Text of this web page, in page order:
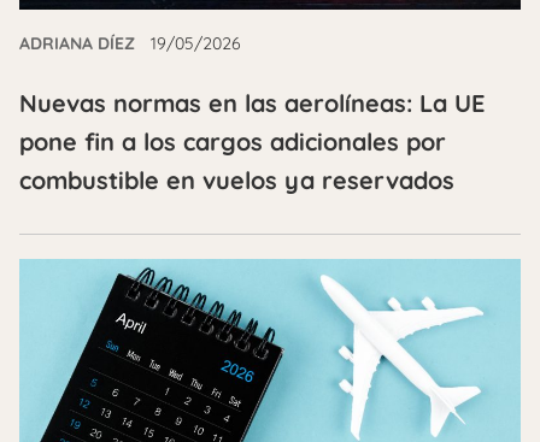
ADRIANA DÍEZ 19/05/2026
Nuevas normas en las aerolíneas: La UE
pone fin a los cargos adicionales por
combustible en vuelos ya reservados